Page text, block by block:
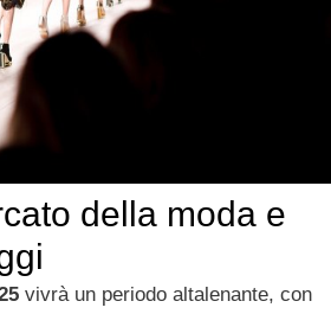
della moda e
vivrà un periodo altalenante, con